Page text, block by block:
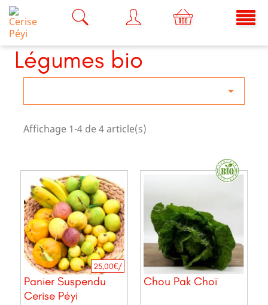
Légumes bio

Affichage 1-4 de 4 article(s)
Panier Suspendu
Cerise Péyi
25,00€/
Chou Pak Choï